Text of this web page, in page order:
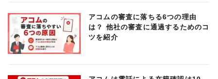
アコムの審査に落ちる6つの理由
は？ 他社の審査に通過するためのコ
ツを紹介